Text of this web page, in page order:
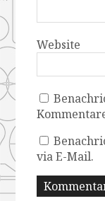
Website
via E-Mail.